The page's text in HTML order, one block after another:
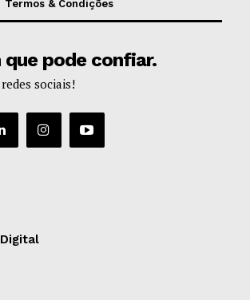
Termos & Condições
pode confiar.
sociais!